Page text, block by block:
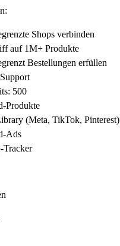
Shops verbinden
auf 1M+ Produkte
Bestellungen erfüllen
500
Produkte
(Meta, TikTok, Pinterest)
Ads
Tracker